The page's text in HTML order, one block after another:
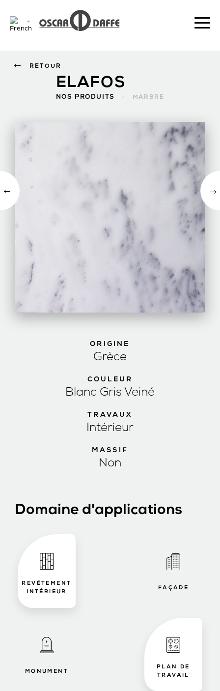
ELAFOS
NOS PRODUITS MARBRE
RETOUR
ORIGINE
Grèce
COULEUR
Blanc Gris Veiné
TRAVAUX
Intérieur
MASSIF
Non
Domaine d'applications
REVÊTEMENT
INTÉRIEUR
FAÇADE
MONUMENT
PLAN DE
TRAVAIL